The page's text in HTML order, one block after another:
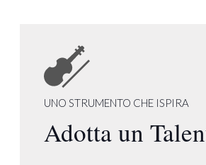
UNO STRUMENTO CHE ISPIRA
Adotta un